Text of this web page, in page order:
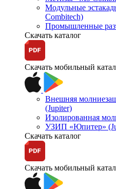
Модульные
Combitech)
Промышленные
Скачать каталог
Скачать мобильный
Внешняя
(Jupiter)
Изолированная
УЗИП «Юпитер»
Скачать каталог
Скачать мобильный